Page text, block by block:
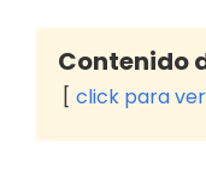
Contenido
click para